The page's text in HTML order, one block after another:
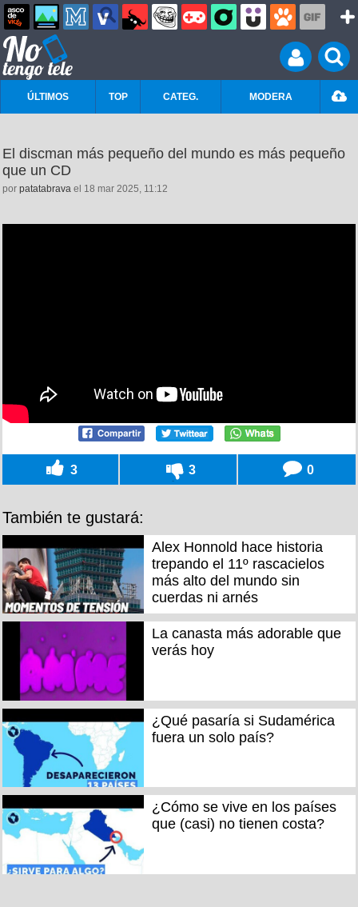
ÚLTIMOS TOP CATEG. MODERA
El discman más pequeño del mundo es más pequeño
que un CD
por patatabrava el 18 mar 2025, 11:12
3 3 0
También te gustará:
Alex Honnold hace historia
trepando el 11º rascacielos
más alto del mundo sin
cuerdas ni arnés
La canasta más adorable que
verás hoy
¿Qué pasaría si Sudamérica
fuera un solo país?
¿Cómo se vive en los países
que (casi) no tienen costa?